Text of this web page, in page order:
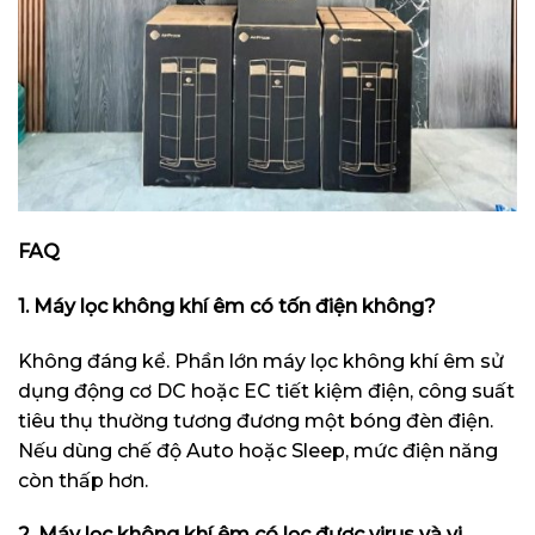
FAQ
1. Máy lọc không khí êm có tốn điện không?
Không đáng kể. Phần lớn máy lọc không khí êm sử
dụng động cơ DC hoặc EC tiết kiệm điện, công suất
tiêu thụ thường tương đương một bóng đèn điện.
Nếu dùng chế độ Auto hoặc Sleep, mức điện năng
còn thấp hơn.